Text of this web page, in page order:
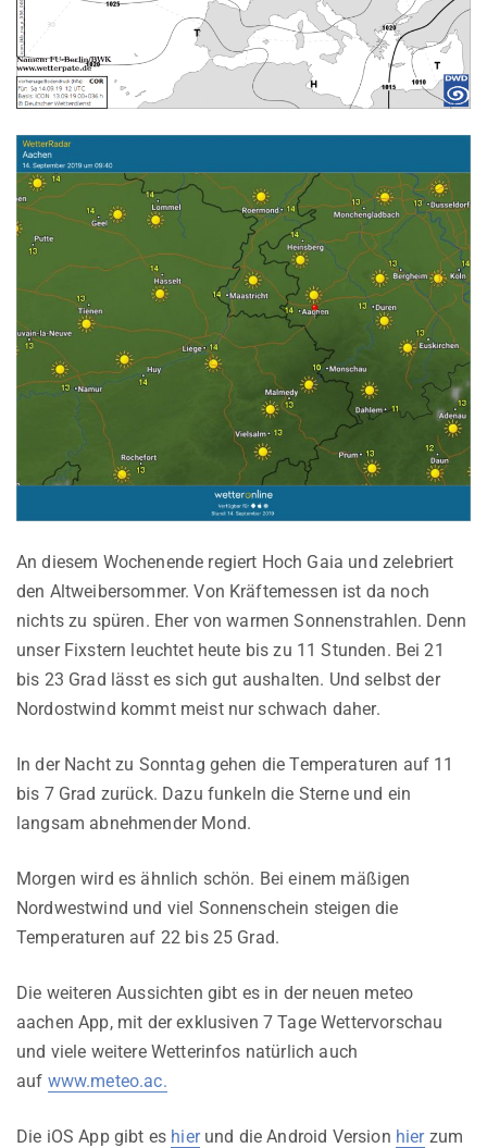
An diesem Wochenende regiert Hoch Gaia und zelebriert
den Altweibersommer. Von Kräftemessen ist da noch
nichts zu spüren. Eher von warmen Sonnenstrahlen. Denn
unser Fixstern leuchtet heute bis zu 11 Stunden. Bei 21
bis 23 Grad lässt es sich gut aushalten. Und selbst der
Nordostwind kommt meist nur schwach daher.
In der Nacht zu Sonntag gehen die Temperaturen auf 11
bis 7 Grad zurück. Dazu funkeln die Sterne und ein
langsam abnehmender Mond.
Morgen wird es ähnlich schön. Bei einem mäßigen
Nordwestwind und viel Sonnenschein steigen die
Temperaturen auf 22 bis 25 Grad.
Die weiteren Aussichten gibt es in der neuen meteo
aachen App, mit der exklusiven 7 Tage Wettervorschau
und viele weitere Wetterinfos natürlich auch
auf www.meteo.ac.
Die iOS App gibt es hierund die Android Version hierzum